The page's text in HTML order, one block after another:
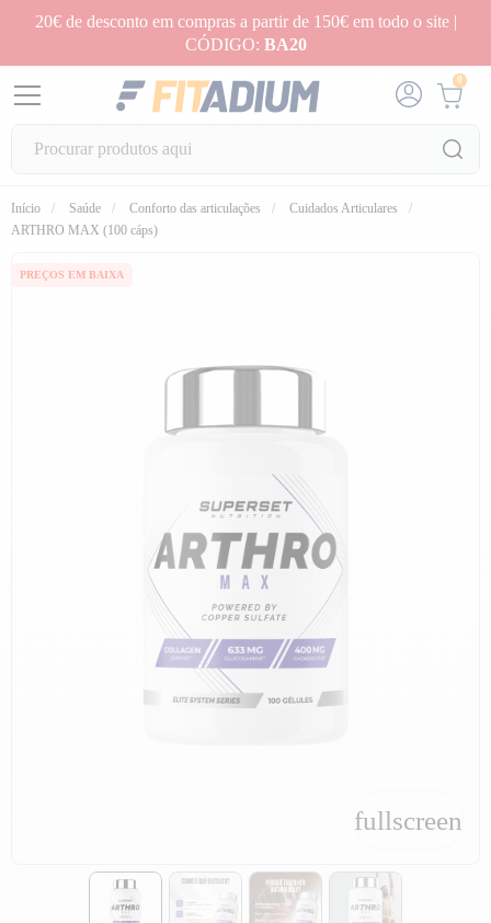
20€ de desconto em compras a partir de 150€ em todo o site |
CÓDIGO: BA20
0
Início Saúde Conforto das articulações
Cuidados Articulares
ARTHRO MAX (100 cáps)
PREÇOS EM BAIXA
fullscreen
fullscreen